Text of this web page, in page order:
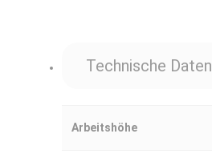
Technische Daten
Arbeitshöhe